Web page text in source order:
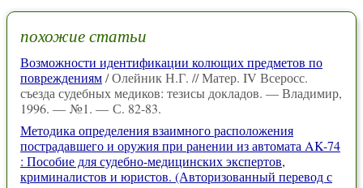
похожие статьи
Возможности идентификации колющих предметов по
повреждениям/ Олейник Н.Г. // Матер. IV Всеросс.
съезда судебных медиков: тезисы докладов. — Владимир,
1996. — №1. — С. 82-83.
Методика определения взаимного расположения
пострадавшего и оружия при ранении из автомата AK-74
: Пособие для судебно-медицинских экспертов,
криминалистов и юристов. (Авторизованный перевод с